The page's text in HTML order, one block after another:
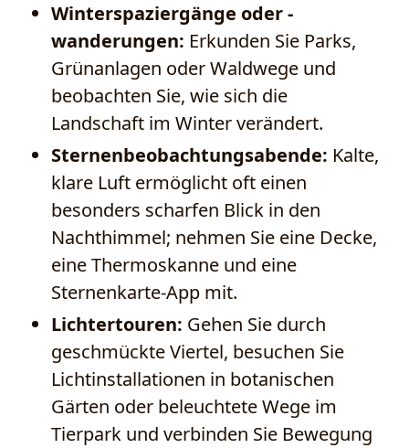
Winterspaziergänge oder -
wanderungen: Erkunden Sie Parks,
Grünanlagen oder Waldwege und
beobachten Sie, wie sich die
Landschaft im Winter verändert.
Sternenbeobachtungsabende: Kalte,
klare Luft ermöglicht oft einen
besonders scharfen Blick in den
Nachthimmel; nehmen Sie eine Decke,
eine Thermoskanne und eine
Sternenkarte-App mit.
Lichtertouren: Gehen Sie durch
geschmückte Viertel, besuchen Sie
Lichtinstallationen in botanischen
Gärten oder beleuchtete Wege im
Tierpark und verbinden Sie Bewegung